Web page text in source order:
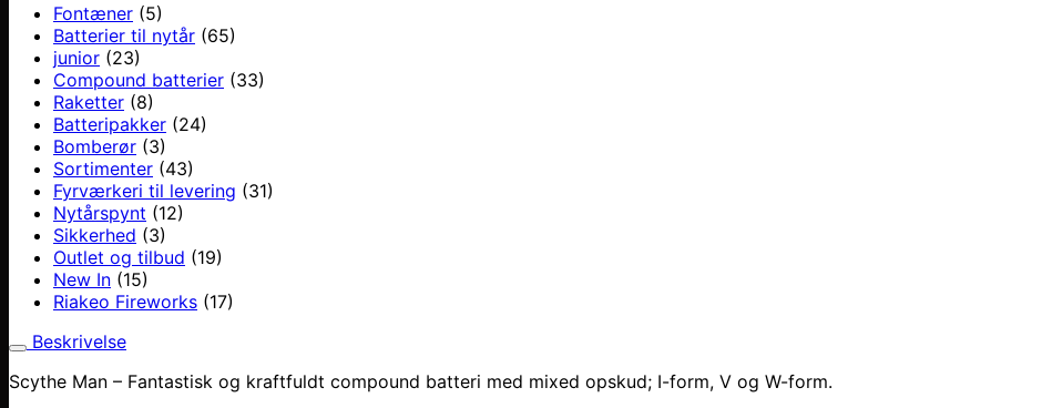
Fontæner (5)
Batterier til nytår (65)
junior (23)
Compound batterier (33)
Raketter (8)
Batteripakker (24)
Bomberør (3)
Sortimenter (43)
Fyrværkeri til levering (31)
Nytårspynt (12)
Sikkerhed (3)
Outlet og tilbud (19)
New In (15)
Riakeo Fireworks (17)
Beskrivelse
Scythe Man – Fantastisk og kraftfuldt compound batteri med mixed opskud; I-form, V og W-form.